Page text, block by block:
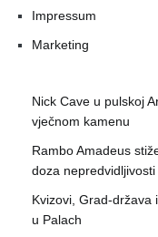
Impressum
Marketing
Nick Cave u pulskoj
vječnom kamenu
Rambo Amadeus
doza nepredvidljivosti
Kvizovi, Grad-država
u Palach